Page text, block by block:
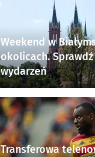
Weekend w
okolicach.
wydarzeń
Transferowa